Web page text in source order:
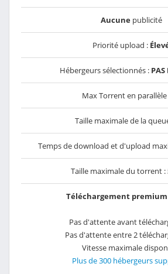
Aucunepublicité
Priorité upload :
Hébergeurs sélectionnés : PAS
Max Torrent en parallèle
Taille maximale de la
Temps de download et d'upload
Taille maximale du torrent :
Téléchargement
Pas d'attente avant
Pas d'attente entre 2
Vitesse maximale
Plus de 300 hébergeurs